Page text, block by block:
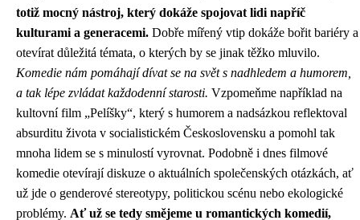
totiž mocný nástroj, který dokáže spojovat lidi napříč
kulturami a generacemi. Dobře mířený vtip dokáže bořit bariéry a
otevírat důležitá témata, o kterých by se jinak těžko mluvilo.
Komedie nám pomáhají dívat se na svět s nadhledem a humorem,
a tak lépe zvládat každodenní starosti. Vzpomeňme například na
kultovní film „Pelíšky“, který s humorem a nadsázkou reflektoval
absurditu života v socialistickém Československu a pomohl tak
mnoha lidem se s minulostí vyrovnat. Podobně i dnes filmové
komedie otevírají diskuze o aktuálních společenských otázkách, ať
už jde o genderové stereotypy, politickou scénu nebo ekologické
problémy. Ať už se tedy smějeme u romantických komedií,